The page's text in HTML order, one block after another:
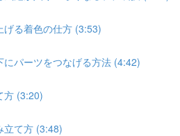
げる着色の仕方 (3:53)
にパーツをつなげる方法 (4:42)
方 (3:20)
立て方 (3:48)